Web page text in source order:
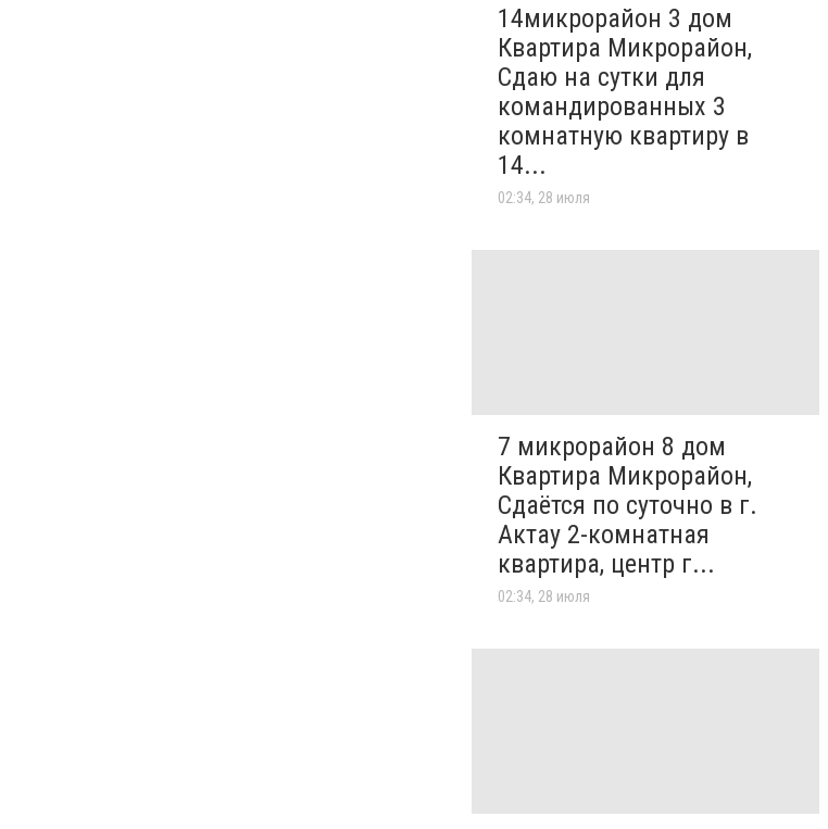
14микрорайон 3 дом
Квартира Микрорайон,
Сдаю на сутки для
командированных 3
комнатную квартиру в
14...
02:34, 28 июля
7 микрорайон 8 дом
Квартира Микрорайон,
Сдаётся по суточно в г.
Актау 2-комнатная
квартира, центр г...
02:34, 28 июля